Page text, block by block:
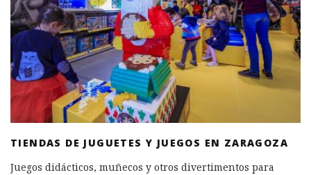
TIENDAS DE JUGUETES Y JUEGOS EN ZARAGOZA
Juegos didácticos, muñecos y otros divertimentos para